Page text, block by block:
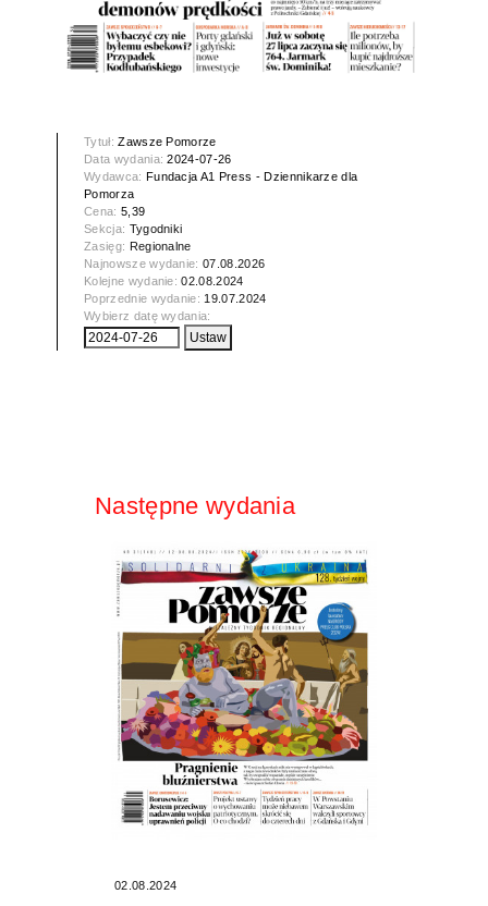
Tytuł:Zawsze Pomorze
Data wydania:2024-07-26
Wydawca: Fundacja A1 Press - Dziennikarze dla
Pomorza
Cena: 5,39
Sekcja: Tygodniki
Zasięg: Regionalne
Najnowsze wydanie:07.08.2026
Kolejne wydanie:02.08.2024
Poprzednie wydanie: 19.07.2024
Wybierz datę wydania:
Następne wydania
02.08.2024